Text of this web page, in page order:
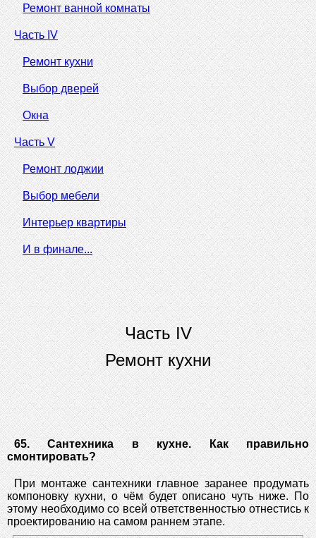
Ремонт ванной комнаты
Часть IV
Ремонт кухни
Выбор дверей
Окна
Часть V
Ремонт лоджии
Выбор мебели
Интерьер квартиры
И в финале...
Часть IV
Ремонт кухни
65. Сантехника в кухне. Как правильно
смонтировать?
При монтаже сантехники главное заранее продумать
компоновку кухни, о чём будет описано чуть ниже. По
этому необходимо со всей ответственностью отнестись к
проектированию на самом раннем этапе.